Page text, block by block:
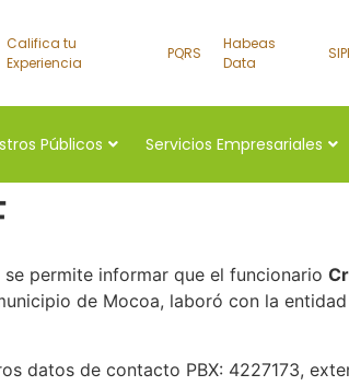
Califica tu
Experiencia
PQRS
Habeas
Data
Públicos Servicios Empresariales
permite informar que el funcionario
de Mocoa, laboró con la
datos de contacto PBX: 4227173,